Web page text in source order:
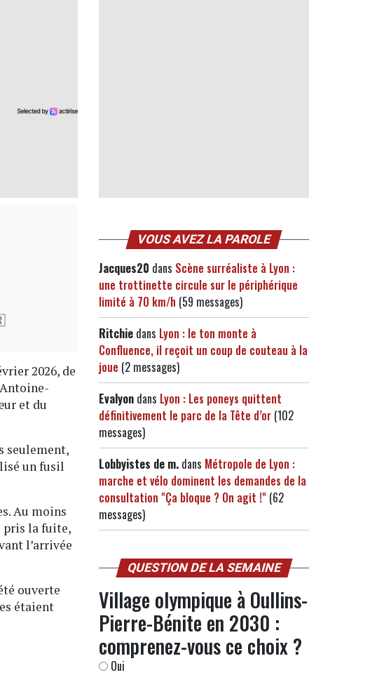
2026, de
et du
seulement,
un fusil
Au moins
pris la fuite,
l’arrivée
ouverte
étaient
VOUS AVEZ LA PAROLE
Jacques20 dans Scène surréaliste à Lyon :
une trottinette circule sur le périphérique
limité à 70 km/h (59 messages)
Ritchie dans Lyon : le ton monte à
Confluence, il reçoit un coup de couteau à la
joue (2 messages)
Evalyon dans Lyon : Les poneys quittent
définitivement le parc de la Tête d’or (102
messages)
Lobbyistes de m. dans Métropole de Lyon :
marche et vélo dominent les demandes de la
consultation "Ça bloque ? On agit !" (62
messages)
QUESTION DE LA SEMAINE
Village olympique à Oullins-
Pierre-Bénite en 2030 :
comprenez-vous ce choix ?
Oui